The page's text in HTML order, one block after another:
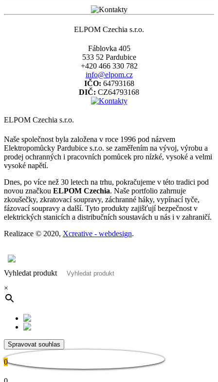
ELPOM Czechia s.r.o.
Fáblovka 405
533 52 Pardubice
+420 466 330 782
info@elpom.cz
IČO: 64793168
DIČ: CZ64793168
ELPOM Czechia s.r.o.
Naše společnost byla založena v roce 1996 pod názvem
Elektropomůcky Pardubice s.r.o. se zaměřením na vývoj, výrobu a
prodej ochranných i pracovních pomůcek pro nízké, vysoké a velmi
vysoké napětí.
Dnes, po více než 30 letech na trhu, pokračujeme v této tradici pod
novou značkou ELPOM Czechia. Naše portfolio zahrnuje
zkoušečky, zkratovací soupravy, záchranné háky, vypínací tyče,
fázovací soupravy a další. Tyto produkty zajišťují bezpečnost v
elektrických stanicích a distribučních soustavách u nás i v zahraničí.
Realizace © 2020, Xcreative - webdesign.
Vyhledat produkt
×
Spravovat souhlas
0